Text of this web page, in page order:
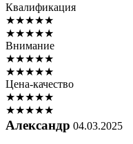
Квалификация
★★★★★
★★★★★
Внимание
★★★★★
★★★★★
Цена-качество
★★★★★
★★★★★
Александр 04.03.2025